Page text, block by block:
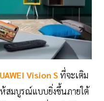
Vision S ที่จะเติม
สมบูรณ์แบบยิ่งขึ้นภายใต้